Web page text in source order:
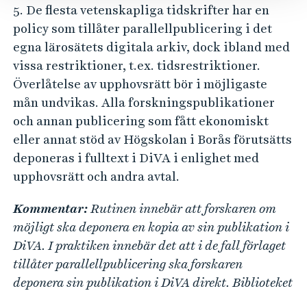
5. De flesta vetenskapliga tidskrifter har en
policy som tillåter parallellpublicering i det
egna lärosätets digitala arkiv, dock ibland med
vissa restriktioner, t.ex. tidsrestriktioner.
Överlåtelse av upphovsrätt bör i möjligaste
mån undvikas. Alla forskningspublikationer
och annan publicering som fått ekonomiskt
eller annat stöd av Högskolan i Borås förutsätts
deponeras i fulltext i DiVA i enlighet med
upphovsrätt och andra avtal.
Kommentar:Rutinen innebär att forskaren om
möjligt ska deponera en kopia av sin publikation i
DiVA. I praktiken innebär det att i de fall förlaget
tillåter parallellpublicering ska forskaren
deponera sin publikation i DiVA direkt. Biblioteket